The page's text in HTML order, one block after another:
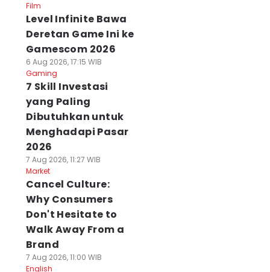
Film
Level Infinite Bawa
Deretan Game Ini ke
Gamescom 2026
6 Aug 2026, 17:15 WIB
Gaming
7 Skill Investasi
yang Paling
Dibutuhkan untuk
Menghadapi Pasar
2026
7 Aug 2026, 11:27 WIB
Market
Cancel Culture:
Why Consumers
Don't Hesitate to
Walk Away From a
Brand
7 Aug 2026, 11:00 WIB
English